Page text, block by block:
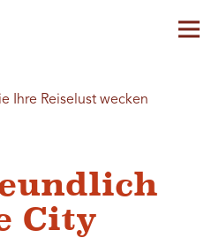
Ihre Reiselust wecken
City